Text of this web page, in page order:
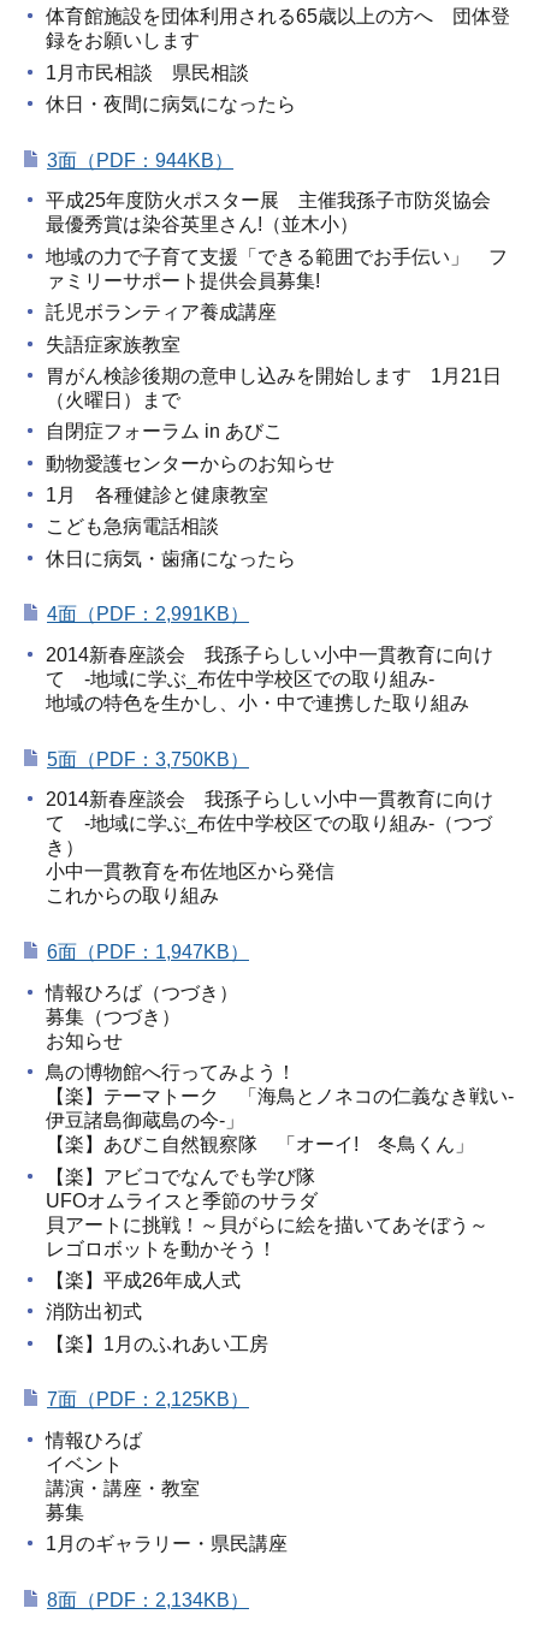
体育館施設を団体利用される65歳以上の方へ 団体登
録をお願いします
1月市民相談 県民相談
休日・夜間に病気になったら
3面（PDF：944KB）
平成25年度防火ポスター展 主催我孫子市防災協会
最優秀賞は染谷英里さん!（並木小）
地域の力で子育て支援「できる範囲でお手伝い」 フ
ァミリーサポート提供会員募集!
託児ボランティア養成講座
失語症家族教室
胃がん検診後期の意申し込みを開始します 1月21日
（火曜日）まで
自閉症フォーラム in あびこ
動物愛護センターからのお知らせ
1月 各種健診と健康教室
こども急病電話相談
休日に病気・歯痛になったら
4面（PDF：2,991KB）
2014新春座談会 我孫子らしい小中一貫教育に向け
て -地域に学ぶ_布佐中学校区での取り組み-
地域の特色を生かし、小・中で連携した取り組み
5面（PDF：3,750KB）
2014新春座談会 我孫子らしい小中一貫教育に向け
て -地域に学ぶ_布佐中学校区での取り組み-（つづ
き）
小中一貫教育を布佐地区から発信
これからの取り組み
6面（PDF：1,947KB）
情報ひろば（つづき）
募集（つづき）
お知らせ
鳥の博物館へ行ってみよう！
【楽】テーマトーク 「海鳥とノネコの仁義なき戦い-
伊豆諸島御蔵島の今-」
【楽】あびこ自然観察隊 「オーイ! 冬鳥くん」
【楽】アビコでなんでも学び隊
UFOオムライスと季節のサラダ
貝アートに挑戦！～貝がらに絵を描いてあそぼう～
レゴロボットを動かそう！
【楽】平成26年成人式
消防出初式
【楽】1月のふれあい工房
7面（PDF：2,125KB）
情報ひろば
イベント
講演・講座・教室
募集
1月のギャラリー・県民講座
8面（PDF：2,134KB）